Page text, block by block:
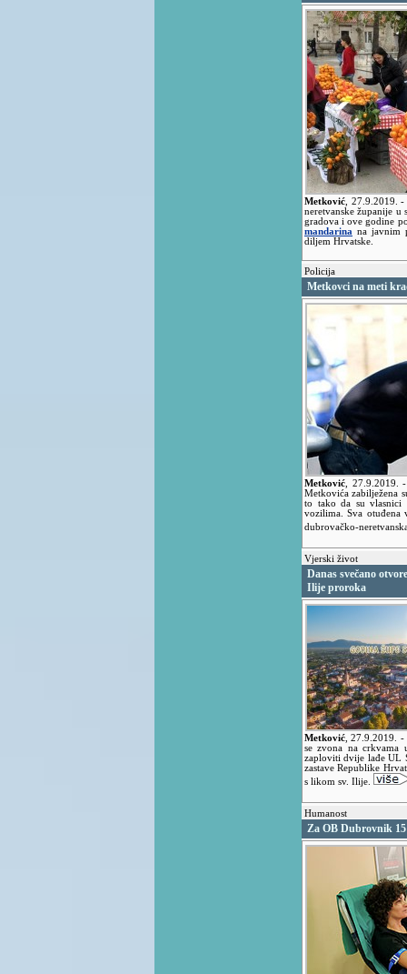
Metković 27.9.2019. -
neretvanske županije
gradova i ove godine
mandarina na javnim
diljem Hrvatske.
Policija
Metkovci na meti
Metković 27.9.2019.
Metkovića zabilježena
to tako da su vlasnici
vozilima. Sva otuđena
dubrovačko-
Vjerski život
Danas svečano
Ilije proroka
Metković ,27.9.2019. -
se zvona na crkvama
zaploviti dvije lađe UL
zastave Republike
s likom sv. Ilije.
Humanost
Za OB Dubrovnik